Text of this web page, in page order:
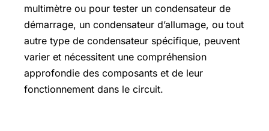
multimètre ou pour tester un condensateur de
démarrage, un condensateur d’allumage, ou tout
autre type de condensateur spécifique, peuvent
varier et nécessitent une compréhension
approfondie des composants et de leur
fonctionnement dans le circuit.